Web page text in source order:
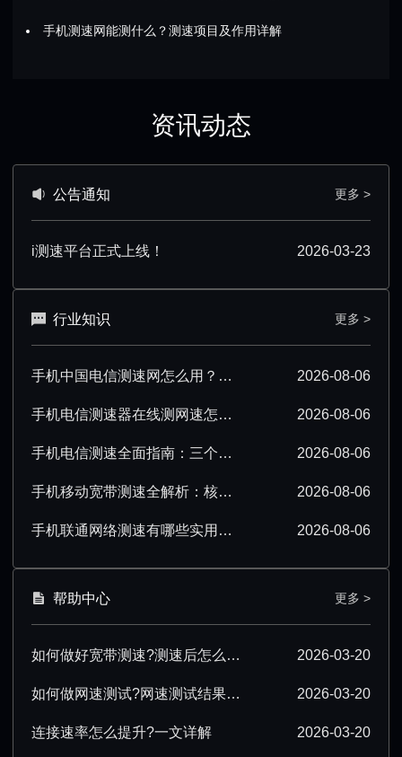
手机测速网能测什么？测速项目及作用详解
资讯动态
公告通知 更多 >
i测速平台正式上线！ 2026-03-23
行业知识 更多 >
手机中国电信测速网怎么用？超详细操作技巧分享 2026-08-06
手机电信测速器在线测网速怎么操作？超详细步骤分享 2026-08-06
手机电信测速全面指南：三个要点必须掌握 2026-08-06
手机移动宽带测速全解析：核心要点必须掌握 2026-08-06
手机联通网络测速有哪些实用技巧？看完就会 2026-08-06
帮助中心 更多 >
如何做好宽带测速?测速后怎么优化? 2026-03-20
如何做网速测试?网速测试结果怎么解读? 2026-03-20
连接速率怎么提升?一文详解 2026-03-20